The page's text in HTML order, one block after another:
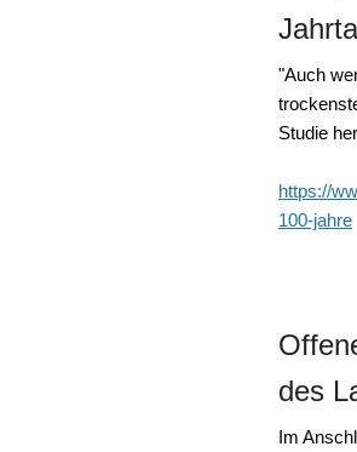
"Auch
Studie
https://
100-jahre
des
Im